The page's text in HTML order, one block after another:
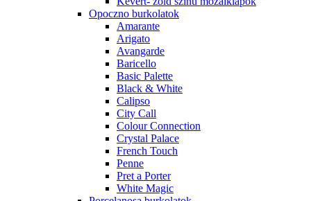
Opoczno burkolatok
Amarante
Arigato
Avangarde
Baricello
Basic Palette
Black & White
Calipso
City Call
Colour Connection
Crystal Palace
French Touch
Penne
Pret a Porter
White Magic